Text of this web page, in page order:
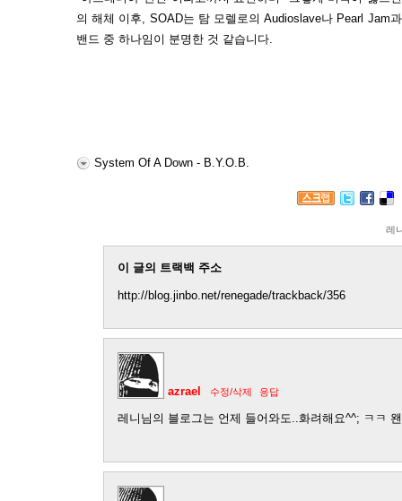
의 해체 이후, SOAD는 탐 모렐로의 Audioslave나 Pearl Jam
밴드 중 하나임이 분명한 것 같습니다.
System Of A Down - B.Y.O.B.
레
이 글의 트랙백 주소
http://blog.jinbo.net/renegade/trackback/356
azrael 수정/삭제 응답
레니님의 블로그는 언제 들어와도..화려해요^^; ㅋㅋ